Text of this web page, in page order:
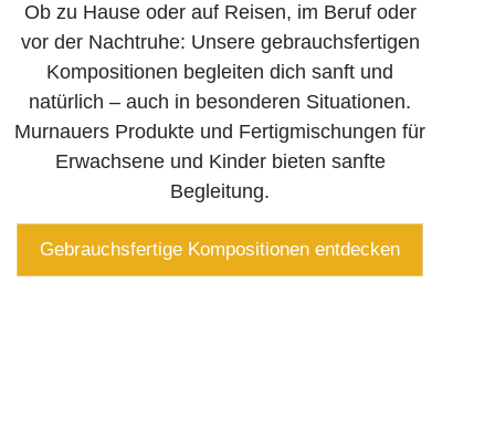
Ob zu Hause oder auf Reisen, im Beruf oder
vor der Nachtruhe: Unsere gebrauchs­fertigen
Kompositionen begleiten dich sanft und
natürlich – auch in besonderen Situationen.
Murnauers Produkte und Fertig­mischungen für
Erwachsene und Kinder bieten sanfte
Begleitung.
Gebrauchsfertige Kompositionen entdecken